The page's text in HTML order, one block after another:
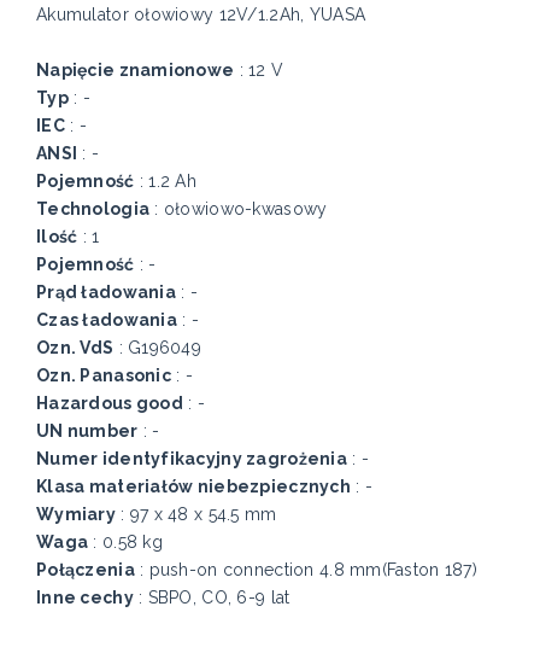
Akumulator ołowiowy 12V/1.2Ah, YUASA
Napięcie znamionowe : 12 V
Typ: -
IEC: -
ANSI
: -
Pojemność : 1.2 Ah
Technologia : ołowiowo-kwasowy
Ilość : 1
Pojemność : -
Prąd ładowania: -
Czas ładowania: -
Ozn. VdS : G196049
Ozn. Panasonic: -
Hazardous good : -
UN number : -
Numer identyfikacyjny zagrożenia: -
Klasa materiałów niebezpiecznych : -
Wymiary: 97 x 48 x 54.5 mm
Waga : 0.58 kg
Połączenia: push-on connection 4.8 mm(Faston 187)
Inne cechy: SBPO, CO, 6-9 lat